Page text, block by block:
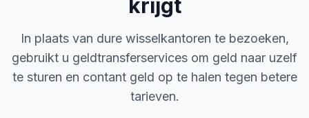
krijgt
In plaats van dure wisselkantoren te bezoeken,
gebruikt u geldtransferservices om geld naar uzelf
te sturen en contant geld op te halen tegen betere
tarieven.